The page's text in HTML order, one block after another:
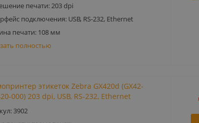
печати: 203 dpi
подключения: USB, RS-232, Ethernet
печати: 108 мм
полностью
этикеток Zebra GX420d (GX42-
000) 203 dpi, USB, RS-232, Ethernet
3902